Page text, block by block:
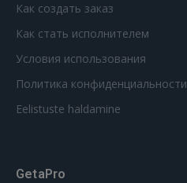
Как создать заказ
Как стать исполнителем
Условия использования
Политика конфиденциальности
Eelistuste haldamine
GetaPro